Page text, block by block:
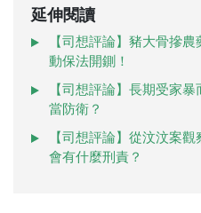
延伸閱讀
【司想評論】豬大骨摻
動保法開鍘！
【司想評論】長期受家
當防衛？
【司想評論】從汶汶案
會有什麼刑責？